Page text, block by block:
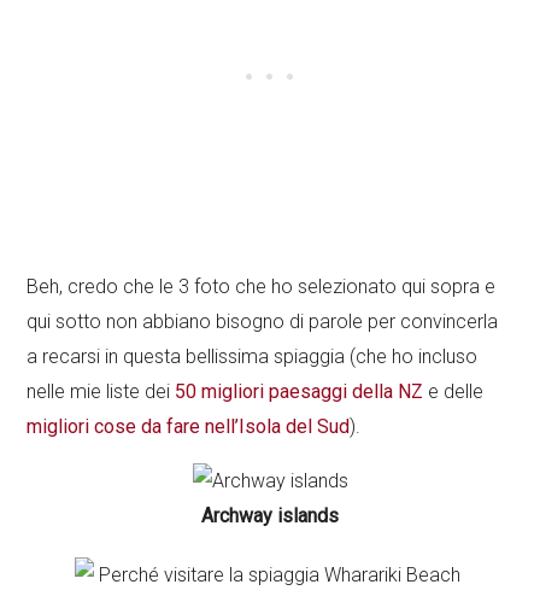
Beh, credo che le 3 foto che ho selezionato qui sopra e
qui sotto non abbiano bisogno di parole per convincerla
a recarsi in questa bellissima spiaggia (che ho incluso
nelle mie liste dei 50 migliori paesaggi della NZ e delle
migliori cose da fare nell’Isola del Sud).
Archway islands